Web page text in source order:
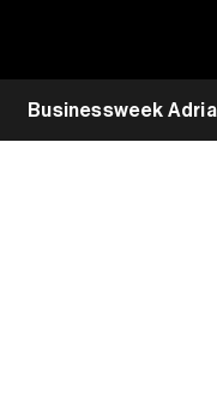
Businessweek Adria